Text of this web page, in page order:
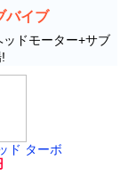
バイブ
ドモーター+サブ
ド ターボ